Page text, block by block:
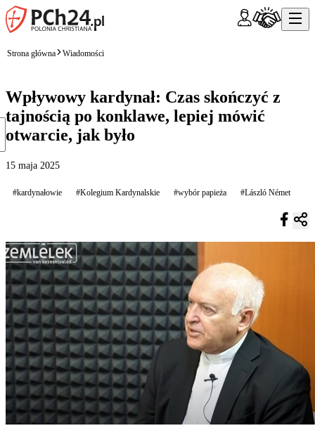
Strona główna Wiadomości
Wpływowy kardynał: Czas skończyć z
tajnością po konklawe, lepiej mówić
otwarcie, jak było
15 maja 2025
#kardynałowie #Kolegium Kardynalskie #wybór papieża #László Német